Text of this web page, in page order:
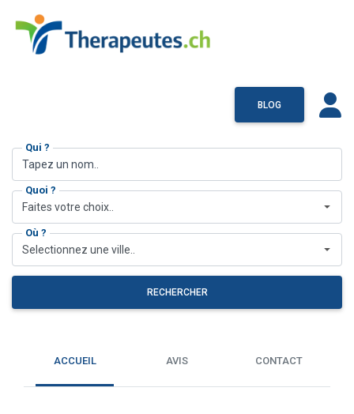
BLOG
Qui ?
Quoi ?
Faites votre choix..
Où ?
Selectionnez une ville..
RECHERCHER
ACCUEIL AVIS CONTACT